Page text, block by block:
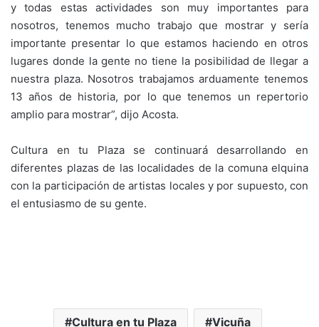
y todas estas actividades son muy importantes para
nosotros, tenemos mucho trabajo que mostrar y sería
importante presentar lo que estamos haciendo en otros
lugares donde la gente no tiene la posibilidad de llegar a
nuestra plaza. Nosotros trabajamos arduamente tenemos
13 años de historia, por lo que tenemos un repertorio
amplio para mostrar”, dijo Acosta.
Cultura en tu Plaza se continuará desarrollando en
diferentes plazas de las localidades de la comuna elquina
con la participación de artistas locales y por supuesto, con
el entusiasmo de su gente.
Cultura en tu Plaza Vicuña